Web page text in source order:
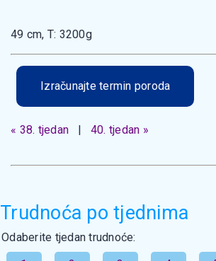
49 cm, T: 3200g
Izračunajte termin poroda
« 38. tjedan 40. tjedan »
Trudnoća po tjednima
Odaberite tjedan trudnoće: